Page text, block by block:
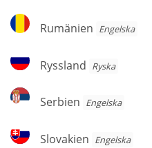
Rumänien
Rumänien Engelska
Ryssland
Ryssland Ryska
Serbien
Serbien Engelska
Slovakien
Slovakien Engelska